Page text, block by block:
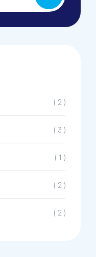
( 2 )
( 3 )
( 1 )
( 2 )
( 2 )